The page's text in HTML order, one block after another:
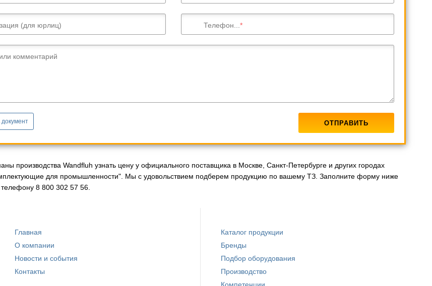
(для юрлиц) Телефон...
комментарий
производства Wandfluh узнать цену у официального поставщика в Москве, Санкт-Петербурге и других городах
для промышленности". Мы с удовольствием подберем продукцию по вашему ТЗ. Заполните форму ниже
8 800 302 57 56.
Главная
О компании
Новости и события
Контакты
Каталог продукции
Бренды
Подбор оборудования
Производство
Компетенции